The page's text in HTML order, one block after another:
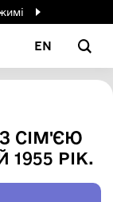
EN
СІМ'ЄЮ
РІК.